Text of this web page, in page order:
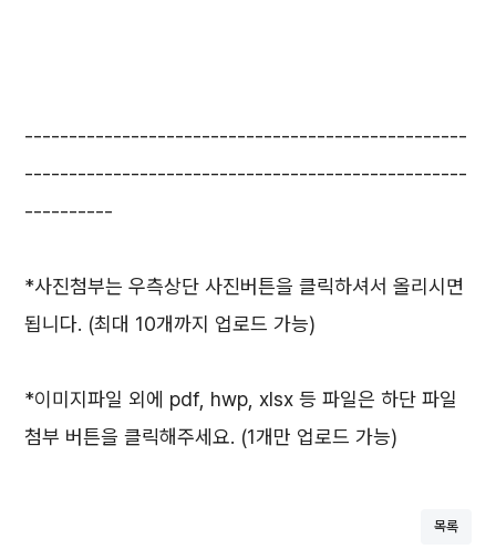
--------------------------------------------------
--------------------------------------------------
----------
*사진첨부는 우측상단 사진버튼을 클릭하셔서 올리시면
됩니다. (최대 10개까지 업로드 가능)
*이미지파일 외에 pdf, hwp, xlsx 등 파일은 하단 파일
첨부 버튼을 클릭해주세요. (1개만 업로드 가능)
목록